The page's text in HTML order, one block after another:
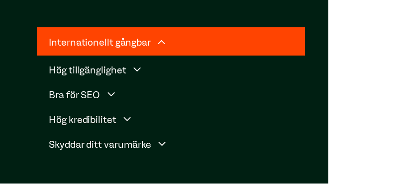
Internationellt gångbar
Hög tillgänglighet
Bra för SEO
Hög kredibilitet
Skyddar ditt varumärke